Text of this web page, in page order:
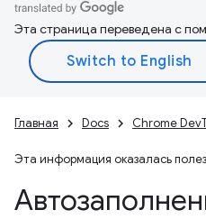
Эта страница переведена с
Главная Docs Chrome
Эта информация оказалась